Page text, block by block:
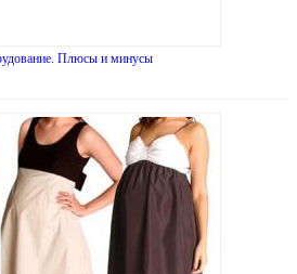
Плюсы и минусы